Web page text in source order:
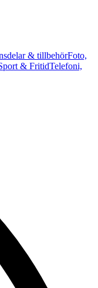
& tillbehörFoto,
& FritidTelefoni,